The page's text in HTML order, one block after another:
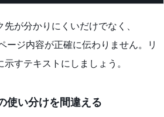
が分かりにくいだけでなく、
ージ内容が正確に伝わりません。リ
すテキストにしましょう。
使い分けを間違える